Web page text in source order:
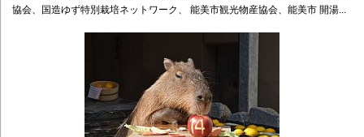
協会、国造ゆず特別栽培ネットワーク、 能美市観光物産協会、能美市 開湯...